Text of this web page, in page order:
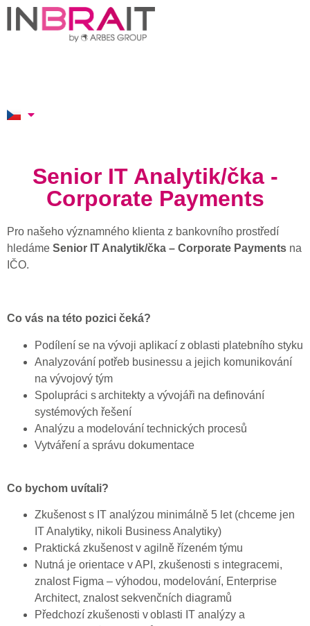
Senior IT Analytik/čka -
Corporate Payments
Pro našeho významného klienta z bankovního prostředí
hledáme Senior IT Analytik/čka – Corporate Payments na
IČO.
Co vás na této pozici čeká?
Podílení se na vývoji aplikací z oblasti platebního styku
Analyzování potřeb businessu a jejich komunikování
na vývojový tým
Spolupráci s architekty a vývojáři na definování
systémových řešení
Analýzu a modelování technických procesů
Vytváření a správu dokumentace
Co bychom uvítali?
Zkušenost s IT analýzou minimálně 5 let (chceme jen
IT Analytiky, nikoli Business Analytiky)
Praktická zkušenost v agilně řízeném týmu
Nutná je orientace v API, zkušenosti s integracemi,
znalost Figma – výhodou, modelování, Enterprise
Architect, znalost sekvenčních diagramů
Předchozí zkušenosti v oblasti IT analýzy a